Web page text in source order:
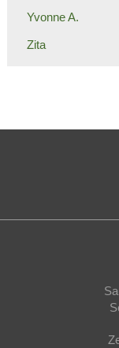
Yvonne A.
Zita